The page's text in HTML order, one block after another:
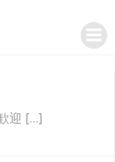
迎 […]